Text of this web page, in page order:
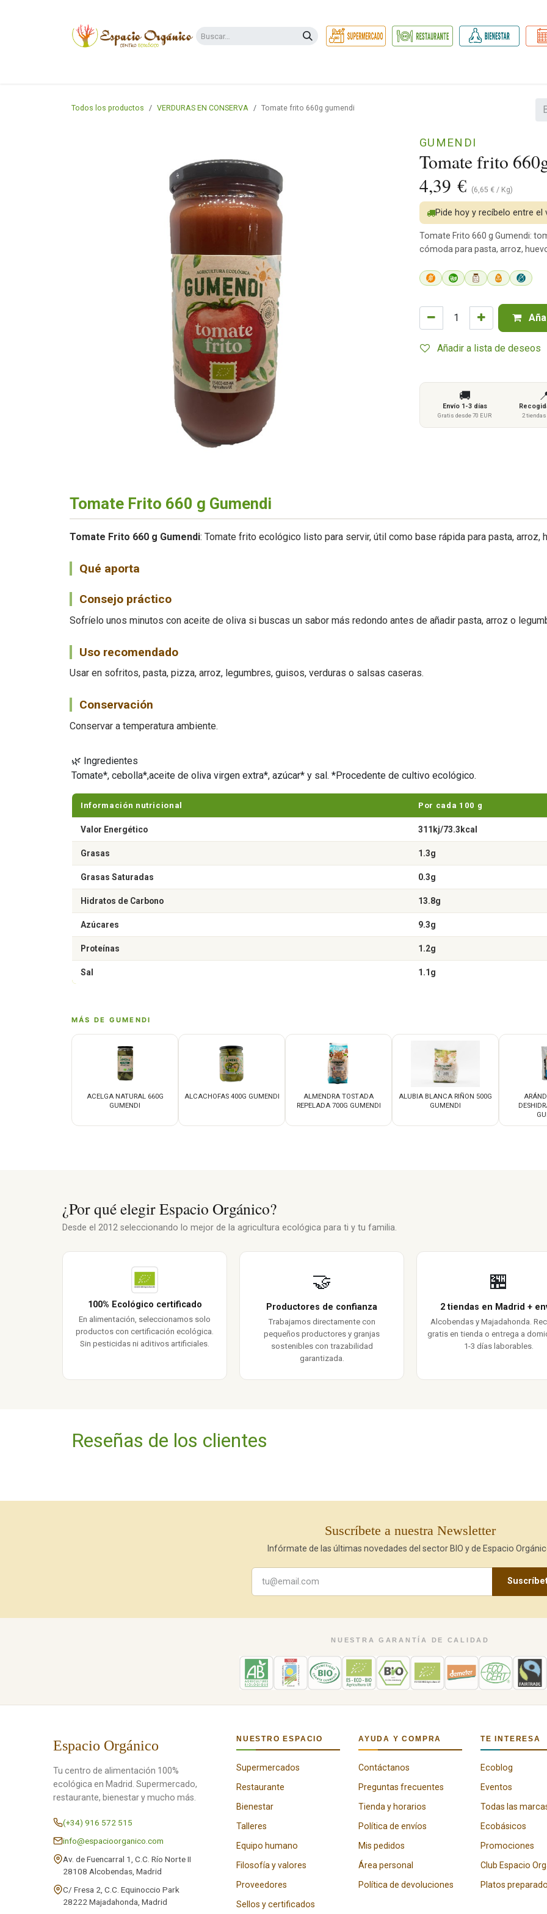
Todos los productos VERDURAS EN CONSERVA Tomate frito 660g gumendi
Tomate frito
GUMENDI
4,39 € (6,65 € / Kg)
Añadir a lista de deseos
Pide hoy y recíbelo entre el
Tomate Frito 660 g Gumendi:
cómoda para pasta, arroz,
🚚
Envío 1-3 días
Gratis desde 70 EUR 2
Tomate Frito 660 g Gumendi
Tomate Frito 660 g Gumendi: Tomate frito ecológico listo para servir, útil como base rápida para pasta, arroz,
Qué aporta
Consejo práctico
Sofríelo unos minutos con aceite de oliva si buscas un sabor más redondo antes de añadir pasta, arroz o
Uso recomendado
Usar en sofritos, pasta, pizza, arroz, legumbres, guisos, verduras o salsas caseras.
Conservación
Conservar a temperatura ambiente.
🌿 Ingredientes
Tomate*, cebolla*,aceite de oliva virgen extra*, azúcar* y sal. *Procedente de cultivo ecológico.
Información nutricional Por cada 100 g
Valor Energético 311kj/73.3kcal
Grasas 1.3g
Grasas Saturadas 0.3g
Hidratos de Carbono 13.8g
Azúcares 9.3g
Proteínas 1.2g
Sal 1.1g
MÁS DE GUMENDI
ACELGA NATURAL 660G
GUMENDI
ALCACHOFAS 400G GUMENDI
ALMENDRA TOSTADA
REPELADA 700G GUMENDI
ALUBIA BLANCA RIÑON 500G
GUMENDI
¿Por qué elegir Espacio Orgánico?
Desde el 2012 seleccionando lo mejor de la agricultura ecológica para ti y tu familia.
100% Ecológico certificado
En alimentación, seleccionamos solo
productos con certificación ecológica.
Sin pesticidas ni aditivos artificiales.
🤝
Productores de confianza
Trabajamos directamente con
pequeños productores y granjas
sostenibles con trazabilidad
garantizada.
🏪
2 tiendas en Madrid +
Alcobendas y Majadahonda.
gratis en tienda o entrega a
1-3 días laborables.
Reseñas de los clientes
Suscríbete a nuestra Newsletter
Infórmate de las últimas novedades del sector BIO y de Espacio
NUESTRA GARANTÍA DE CALIDAD
Espacio Orgánico
Tu centro de alimentación 100%
ecológica en Madrid. Supermercado,
restaurante, bienestar y mucho más.
(+34) 916 572 515
info@espacioorganico.com
Av. de Fuencarral 1, C.C. Río Norte II
28108 Alcobendas, Madrid
C/ Fresa 2, C.C. Equinoccio Park
28222 Majadahonda, Madrid
NUESTRO ESPACIO
Supermercados
Restaurante
Bienestar
Talleres
Equipo humano
Filosofía y valores
Proveedores
Sellos y certificados
AYUDA Y COMPRA
Contáctanos
Preguntas frecuentes
Tienda y horarios
Política de envíos
Mis pedidos
Área personal
Política de devoluciones
TE INTERESA
Ecoblog
Eventos
Todas las
Ecobásicos
Promociones
Club Espacio
Platos